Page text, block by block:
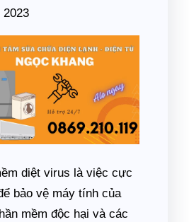
2023
diệt virus là việc cực
bảo vệ máy tính của
mềm độc hại và các